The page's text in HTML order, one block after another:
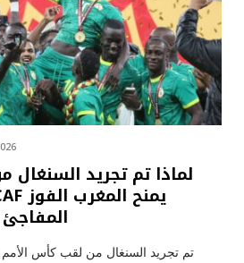
لماذا تم تجريد
المفاجئ 3-0 – انظر السبب